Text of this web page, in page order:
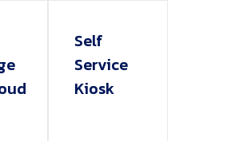
Self
Service
Kiosk